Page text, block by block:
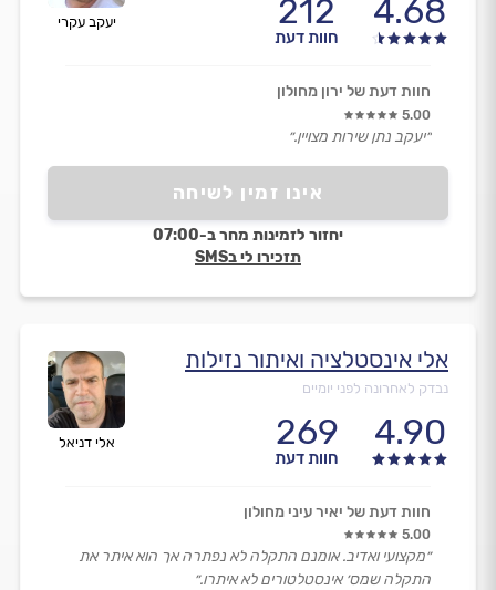
יעקב עקרי 4.68
212
חוות דעת
אינו זמין לשיחה
יחזור לזמינות מחר ב-07:00
תזכירו לי בSMS
חוות דעת של ירון מחולון
5.00
״יעקב נתן שירות מצויין.״
אלי דניאל
אלי אינסטלציה ואיתור נזילות
נבדק לאחרונה לפני יומיים
4.90
269
חוות דעת
חוות דעת של יאיר עיני מחולון
5.00
״מקצועי ואדיב. אומנם התקלה לא נפתרה אך הוא איתר את
התקלה שמס׳ אינסטלטורים לא איתרו.״